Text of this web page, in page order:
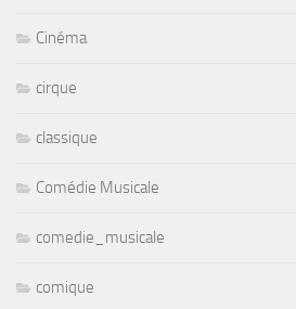
Cinéma
cirque
classique
Comédie Musicale
comedie_musicale
comique